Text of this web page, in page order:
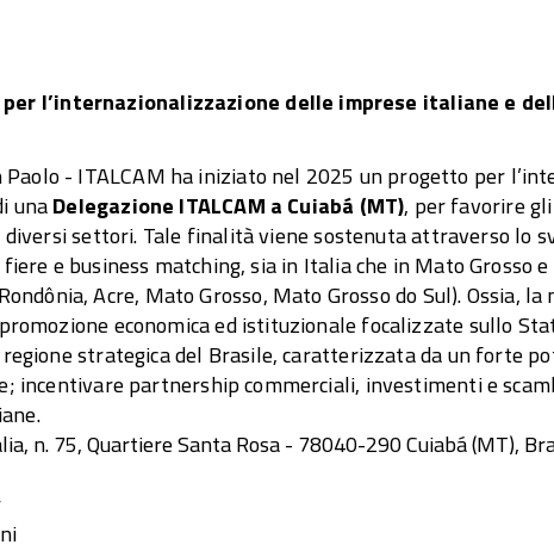
per l’internazionalizzazione delle imprese italiane e
Paolo - ITALCAM ha iniziato nel 2025 un progetto per
unaDelegazione ITALCAM a Cuiabá (MT), per favorire
settori. Tale finalità viene sostenuta attraverso lo
e business matching, sia in Italia che in Mato Grosso
Acre, Mato Grosso, Mato Grosso do Sul). Ossia, la
economica ed istituzionale focalizzate sullo
strategica del Brasile, caratterizzata da un forte
incentivare partnership commerciali, investimenti e
n. 75, Quartiere Santa Rosa - 78040-290 Cuiabá (MT),